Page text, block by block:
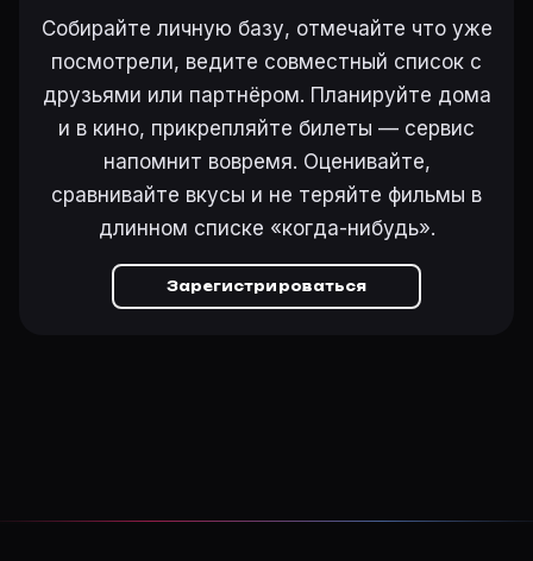
Собирайте личную базу, отмечайте что уже
посмотрели, ведите совместный список с
друзьями или партнёром. Планируйте дома
и в кино, прикрепляйте билеты — сервис
напомнит вовремя. Оценивайте,
сравнивайте вкусы и не теряйте фильмы в
длинном списке «когда-нибудь».
Зарегистрироваться